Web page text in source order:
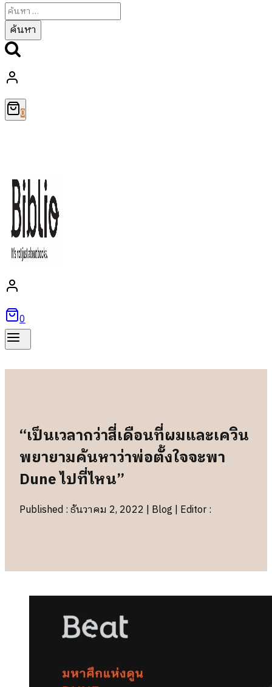
ค้นหา
สำหรับ:
0
0
“เป็นเวลากว่าสี่เดือนที่ผมและเควิน
พยายามค้นหาว่าพ่อตั้งใจจะพา
Dune ไปที่ไหน”
Published : ธันวาคม 2, 2022 | Blog | Editor :